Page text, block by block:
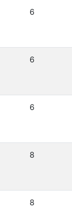
6
6
6
8
8